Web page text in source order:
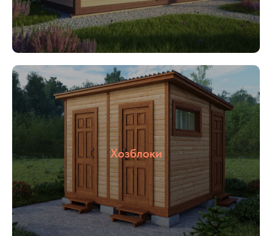
Хозблоки
продаж, штаб строительства, общежитие,
магазин и тд. Так же наша компания
производит готовые переводные конструкции:
блок контейнеры, металлические бытовки,
сантехнические, посты охраны, КПП, бытовки
деревянные. Располагается наше производство
в Раменском районе, благодаря чему выгодное
территориальное расположение позволяет
осуществлять быструю доставку в любую
указанную точку.
Наше производство всегда открыто для
потенциальных клиентов и партнеров, Вы
можете всегда к нам приехать в гости,
убедиться в качестве материалов и взглянуть на
сам процесс изготовления.
Подробнее